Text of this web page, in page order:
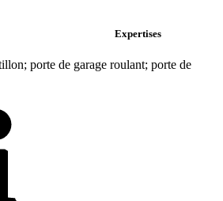
Expertises
porte de garage roulant; porte de